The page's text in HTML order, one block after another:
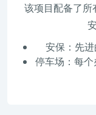
该项目配备了
安保：先
停车场：每